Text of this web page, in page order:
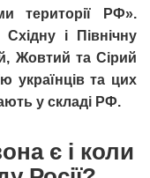
території РФ».
і Північну
Жовтий та Сірий
українців та цих
у складі РФ.
є і коли